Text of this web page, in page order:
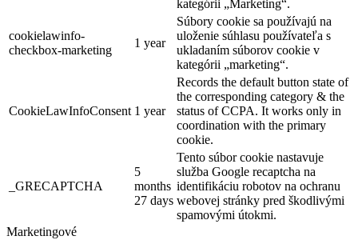
kategórii „Marketing“.
cookielawinfo-
checkbox-marketing
1 year
Súbory cookie sa používajú na
uloženie súhlasu používateľa s
ukladaním súborov cookie v
kategórii „marketing“.
CookieLawInfoConsent 1 year
Records the default button state of
the corresponding category & the
status of CCPA. It works only in
coordination with the primary
cookie.
_GRECAPTCHA
5
months
27 days
Tento súbor cookie nastavuje
služba Google recaptcha na
identifikáciu robotov na ochranu
webovej stránky pred škodlivými
spamovými útokmi.
Marketingové